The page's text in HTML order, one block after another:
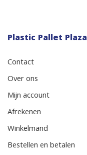
Plastic Pallet Plaza
Contact
Over ons
Mijn account
Afrekenen
Winkelmand
Bestellen en betalen